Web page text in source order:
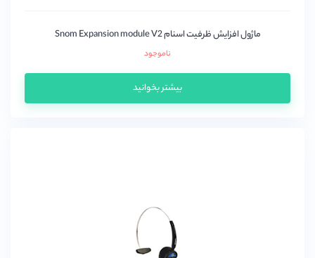
ماژول افزایش ظرفیت اسنام Snom Expansion module V2
ناموجود
بیشتر بخوانید